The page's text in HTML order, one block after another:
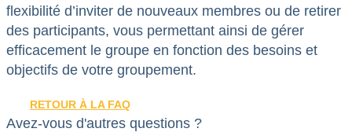
flexibilité d’inviter de nouveaux membres ou de retirer
des participants, vous permettant ainsi de gérer
efficacement le groupe en fonction des besoins et
objectifs de votre groupement.
RETOUR À LA FAQ
Avez-vous d'autres questions ?